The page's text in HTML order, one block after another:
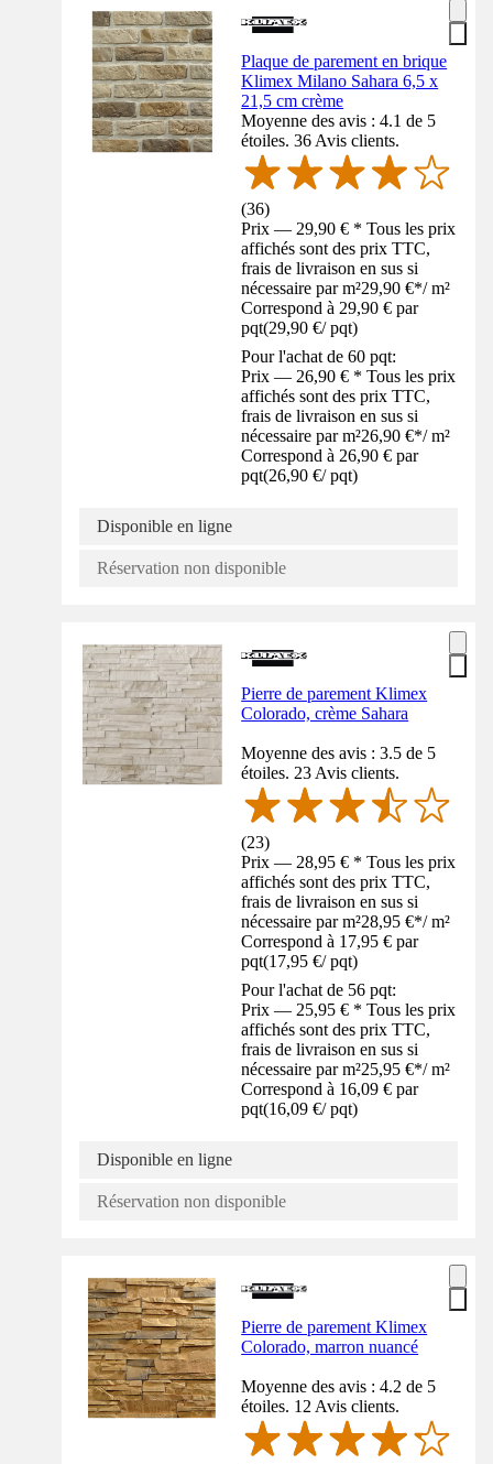
Plaque de parement en brique
Klimex Milano Sahara 6,5 x
21,5 cm crème
Moyenne des avis : 4.1 de 5
étoiles. 36 Avis clients.
(36)
Prix — 29,90 € * Tous les prix
affichés sont des prix TTC,
frais de livraison en sus si
nécessaire par m²29,90 €*/ m²
Correspond à 29,90 € par
pqt(29,90 €/ pqt)
Pour l'achat de 60 pqt:
Prix — 26,90 € * Tous les prix
affichés sont des prix TTC,
frais de livraison en sus si
nécessaire par m²26,90 €*/ m²
Correspond à 26,90 € par
pqt(26,90 €/ pqt)
Disponible en ligne
Réservation non disponible
Pierre de parement Klimex
Colorado, crème Sahara
Moyenne des avis : 3.5 de 5
étoiles. 23 Avis clients.
(23)
Prix — 28,95 € * Tous les prix
affichés sont des prix TTC,
frais de livraison en sus si
nécessaire par m²28,95 €*/ m²
Correspond à 17,95 € par
pqt(17,95 €/ pqt)
Pour l'achat de 56 pqt:
Prix — 25,95 € * Tous les prix
affichés sont des prix TTC,
frais de livraison en sus si
nécessaire par m²25,95 €*/ m²
Correspond à 16,09 € par
pqt(16,09 €/ pqt)
Disponible en ligne
Réservation non disponible
Pierre de parement Klimex
Colorado, marron nuancé
Moyenne des avis : 4.2 de 5
étoiles. 12 Avis clients.